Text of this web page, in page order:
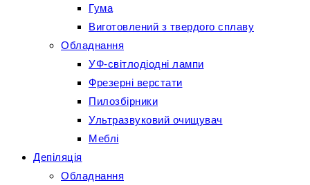
Гума
Виготовлений з твердого сплаву
Обладнання
УФ-світлодіодні лампи
Фрезерні верстати
Пилозбірники
Ультразвуковий очищувач
Меблі
Депіляція
Обладнання